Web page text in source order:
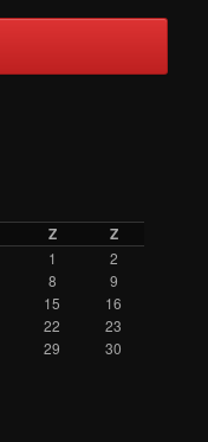
Z Z
1
2
8
9
15
16
22
23
29
30